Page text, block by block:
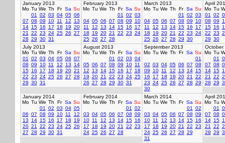
January 2013
Mo Tu We Th Fr Sa Su
01
02 03 04 05 06
07 08 09 10 11 12
13
14 15 16 17 18 19 20
21
22 23 24 25 26 27
28 29 30 31
February 2013
Mo Tu We Th Fr Sa Su
01
02 03
04 05 06 07 08 09
10
11
12 13 14 15 16
17
18
19 20 21 22 23 24
25 26 27 28
March 2013
Mo Tu We Th Fr Sa Su
01
02 03
04 05 06 07 08 09
10
11
12 13 14 15 16
17
18
19 20 21 22 23 24
25 26 27 28 29 30
April
Mo Tu
01
02
08 09
15 16
22 23
29 30
July 2013
Mo Tu We Th Fr Sa Su
01
02 03 04 05 06 07
08 09 10 11 12 13
14
15 16 17 18 19 20 21
22 23 24 25 26 27 28
29 30 31
August 2013
Mo Tu We Th Fr Sa Su
01
02 03 04
05 06 07 08 09 10 11
12
13 14 15 16 17
18
19 20 21 22 23 24 25
26 27 28 29 30 31
September 2013
Mo Tu We Th Fr Sa Su
01
02 03 04 05 06 07 08
09
10 11 12 13 14 15
16
17 18 19 20 21
22
23 24 25 26 27 28 29
30
October
Mo Tu
01
07 08
14 15
21
22
28 29
January 2014
Mo Tu We Th Fr Sa Su
01
02 03 04 05
06 07 08 09 10 11
12
13
14 15 16 17 18
19
20 21 22 23 24 25 26
27 28 29 30 31
February 2014
Mo Tu We Th Fr Sa Su
01
02
03 04 05 06 07 08 09
10 11 12 13 14 15 16
17
18 19 20 21 22 23
24 25 26 27 28
March 2014
Mo Tu We Th Fr Sa Su
01
02
03 04 05 06 07 08 09
10 11 12 13 14 15 16
17
18 19 20 21 22 23
24 25 26 27 28 29
31
April
Mo Tu
01
07 08
14 15
21
22
28 29